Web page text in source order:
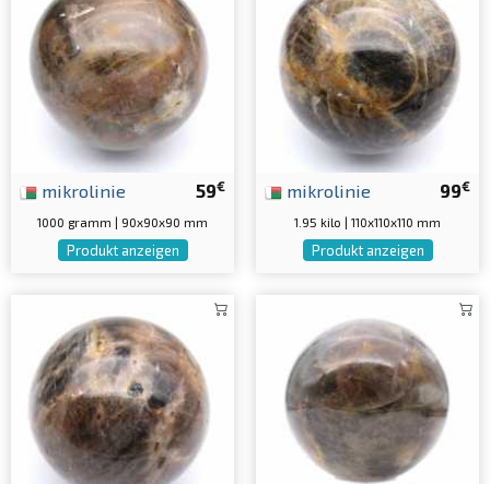
59€
mikrolinie
1000 gramm | 90x90x90 mm
Produkt anzeigen
99€
mikrolinie
1.95 kilo | 110x110x110 mm
Produkt anzeigen